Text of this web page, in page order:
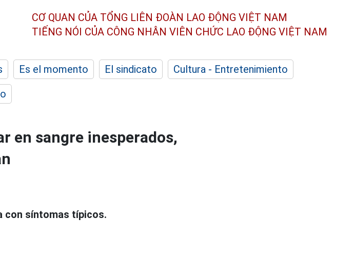
CƠ QUAN CỦA TỔNG LIÊN ĐOÀN LAO ĐỘNG VIỆT NAM
TIẾNG NÓI CỦA CÔNG NHÂN VIÊN CHỨC LAO ĐỘNG VIỆT NAM
Es el momento El sindicato
Cultura - Entretenimiento
en sangre inesperados,
con síntomas típicos.